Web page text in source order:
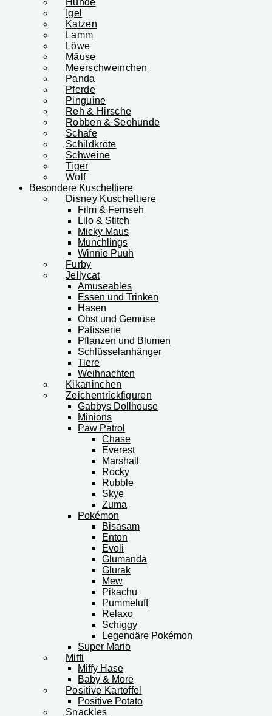
Hunde
Igel
Katzen
Lamm
Löwe
Mäuse
Meerschweinchen
Panda
Pferde
Pinguine
Reh & Hirsche
Robben & Seehunde
Schafe
Schildkröte
Schweine
Tiger
Wolf
Besondere Kuscheltiere
Disney Kuscheltiere
Film & Fernseh
Lilo & Stitch
Micky Maus
Munchlings
Winnie Puuh
Furby
Jellycat
Amuseables
Essen und Trinken
Hasen
Obst und Gemüse
Patisserie
Pflanzen und Blumen
Schlüsselanhänger
Tiere
Weihnachten
Kikaninchen
Zeichentrickfiguren
Gabbys Dollhouse
Minions
Paw Patrol
Chase
Everest
Marshall
Rocky
Rubble
Skye
Zuma
Pokémon
Bisasam
Enton
Evoli
Glumanda
Glurak
Mew
Pikachu
Pummeluff
Relaxo
Schiggy
Legendäre Pokémon
Super Mario
Miffi
Miffy Hase
Baby & More
Positive Kartoffel
Positive Potato
Snackles